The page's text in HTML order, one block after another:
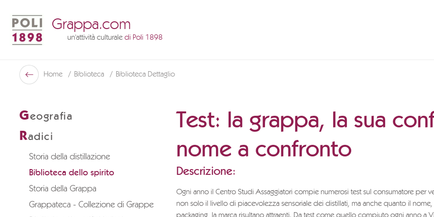
Grappa.com
un'attività culturale di Poli 1898
Indietro
Home Biblioteca Biblioteca Dettaglio
Geografia
Radici
Storia della distillazione
Biblioteca dello spirito
Storia della Grappa
Grappateca - Collezione di Grappe
Test: la grappa, la sua
nome a confronto
Descrizione:
Ogni anno il Centro Studi Assaggiatori compie numerosi test sul consumatore per
non solo il livello di piacevolezza sensoriale dei distillati, ma anche quanto il nome,